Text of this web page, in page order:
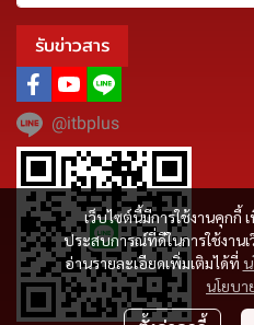
เว็บไซต์นี้มีการใช้งานคุกกี้
ประสบการณ์ที่ดีในการใช้งาน
อ่านรายละเอียดเพิ่มเติมได้ที่
นโยบา
รับข่าวสาร
@itbplus